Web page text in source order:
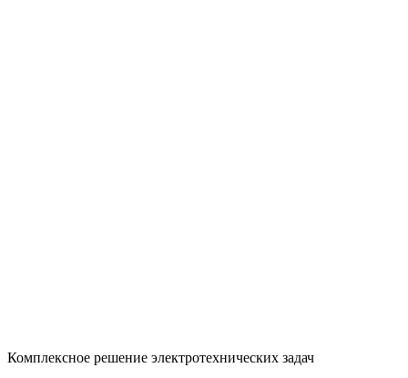
Комплексное решение электротехнических задач